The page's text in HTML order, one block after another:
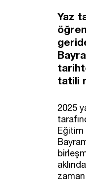
Yaz
tatili
2025
Eğitim
zaman